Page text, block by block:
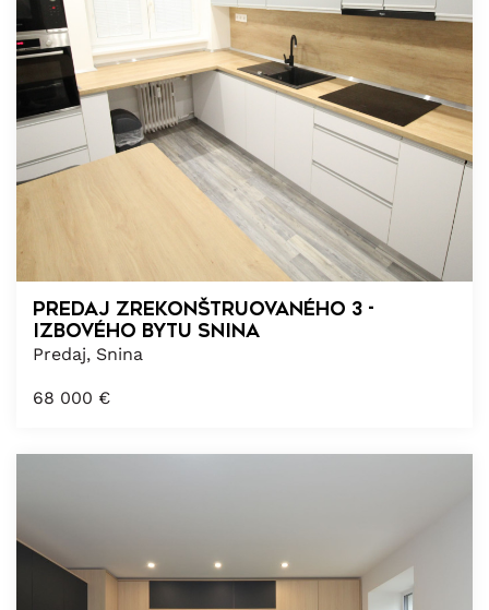
PREDAJ zrekonštruovaného 3 -
izbového bytu Snina
Predaj, Snina
68 000 €